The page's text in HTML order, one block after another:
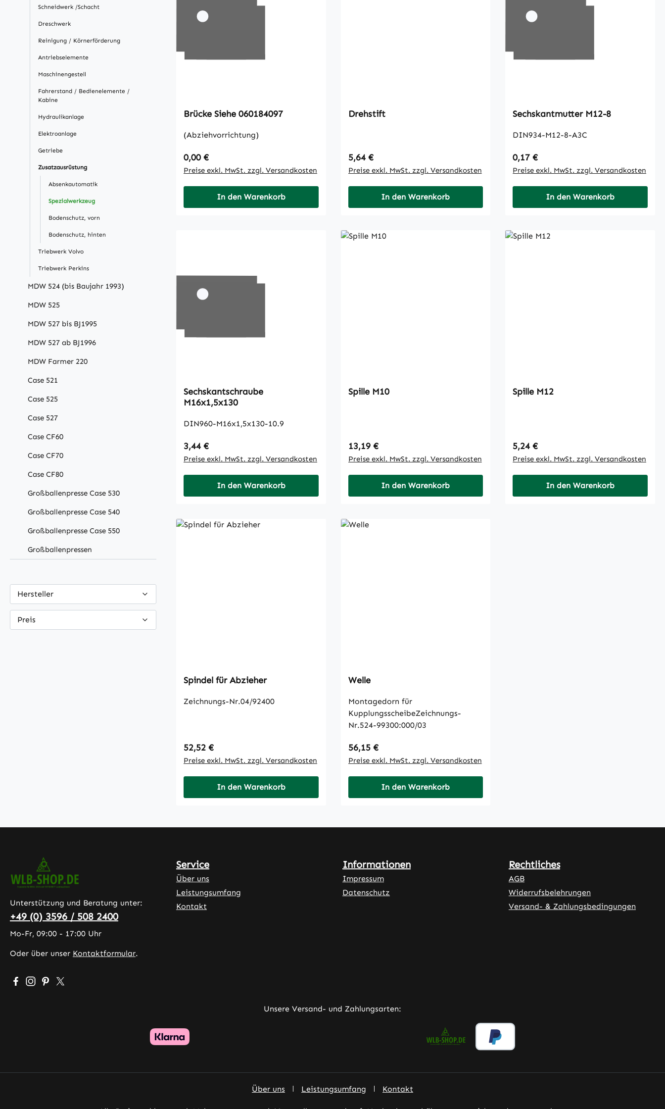
Schneidwerk /Schacht
Dreschwerk
Reinigung / Körnerförderung
Antriebselemente
Maschinengestell
Fahrerstand / Bedienelemente /
Kabine
Hydraulikanlage
Elektroanlage
Getriebe
Zusatzausrüstung
Absenkautomatik
Spezialwerkzeug
Bodenschutz, vorn
Bodenschutz, hinten
Triebwerk Volvo
Triebwerk Perkins
MDW 524 (bis Baujahr 1993)
MDW 525
MDW 527 bis BJ1995
MDW 527 ab BJ1996
MDW Farmer 220
Case 521
Case 525
Case 527
Case CF60
Case CF70
Case CF80
Großballenpresse Case 530
Großballenpresse Case 540
Großballenpresse Case 550
Großballenpressen
Hersteller
Preis
Brücke Siehe 060184097
(Abziehvorrichtung)
Regulärer Preis:
0,00 €
Preise exkl. MwSt. zzgl. Versandkosten
In den Warenkorb
Drehstift
Regulärer Preis:
5,64 €
Preise exkl. MwSt. zzgl. Versandkosten
In den Warenkorb
Sechskantmutter M12-8
DIN934-M12-8-A3C
Regulärer Preis:
0,17 €
Preise exkl. MwSt. zzgl. Versandkosten
In den Warenkorb
Sechskantschraube
M16x1,5x130
DIN960-M16x1,5x130-10.9
Regulärer Preis:
3,44 €
Preise exkl. MwSt. zzgl. Versandkosten
In den Warenkorb
Spille M10
Regulärer Preis:
13,19 €
Preise exkl. MwSt. zzgl. Versandkosten
In den Warenkorb
Spille M12
Regulärer Preis:
5,24 €
Preise exkl. MwSt. zzgl. Versandkosten
In den Warenkorb
Spindel für Abzieher
Zeichnungs-Nr.04/92400
Regulärer Preis:
52,52 €
Preise exkl. MwSt. zzgl. Versandkosten
In den Warenkorb
Welle
Montagedorn für
KupplungsscheibeZeichnungs-
Nr.524-99300:000/03
Regulärer Preis:
56,15 €
Preise exkl. MwSt. zzgl. Versandkosten
In den Warenkorb
Unterstützung und Beratung unter:
+49 (0) 3596 / 508 2400
Mo-Fr, 09:00 - 17:00 Uhr
Oder über unser Kontaktformular.
Besuche uns auf Facebook – öffnet in neuem Tab (externer Link)
Schau auf Instagram vorbei – öffnet in neuem Tab (externer Link)
Lass dich auf Pinterest inspirieren – öffnet in neuem Tab (externer Link)
Folge uns auf X – öffnet in neuem Tab (externer Link)
Service
Über uns
Leistungsumfang
Kontakt
Informationen
Impressum
Datenschutz
Rechtliches
AGB
Widerrufsbelehrungen
Versand- & Zahlungsbedingungen
Unsere Versand- und Zahlungsarten:
Über uns Leistungsumfang Kontakt